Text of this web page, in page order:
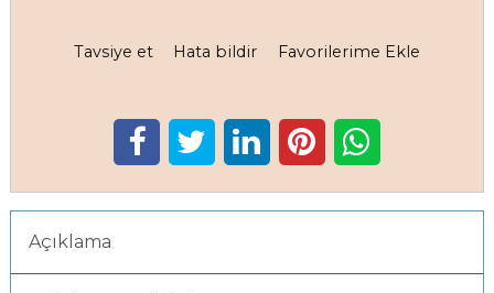
Tavsiye et Hata bildir Favorilerime Ekle
Açıklama